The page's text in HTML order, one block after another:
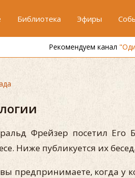
Библиотека Эфиры
Рекомендуем канал
Фрейзер посетил
Ниже публикуется их
предпринимаете, когда у